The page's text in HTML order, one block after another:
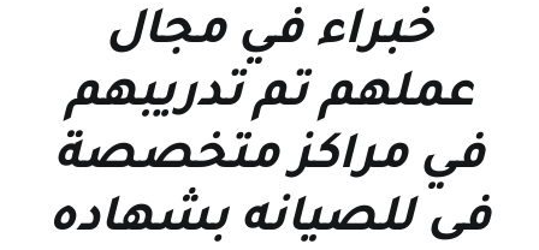
خبراء في مجال
عملهم تم تدريبهم
في مراكز متخصصة
فى للصيانه بشهاده